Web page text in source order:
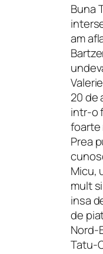
Buna
am
20 de
intr-o
foarte
Prea
Micu,
mult
insa
de
Nord-
Tatu-